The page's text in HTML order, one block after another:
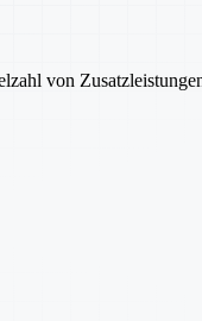
von